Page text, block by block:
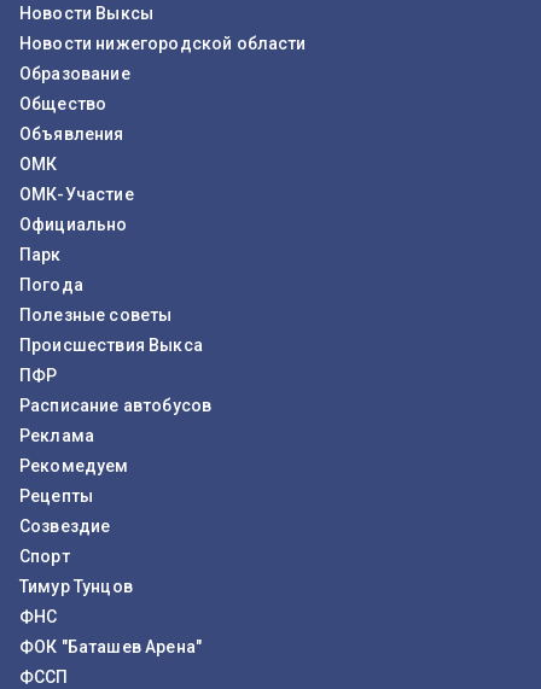
Новости Выксы
Новости нижегородской области
Образование
Общество
Объявления
ОМК
ОМК-Участие
Официально
Парк
Погода
Полезные советы
Происшествия Выкса
ПФР
Расписание автобусов
Реклама
Рекомедуем
Рецепты
Созвездие
Спорт
Тимур Тунцов
ФНС
ФОК "Баташев Арена"
ФССП